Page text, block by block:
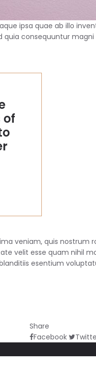
ipsa quae ab illo
consequuntur magni
of
veniam, quis nostrum
velit esse quam nihil
esentium
Share
Facebook